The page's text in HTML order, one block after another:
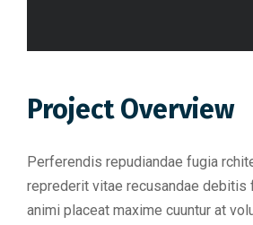
Project Overview
Perferendis repudiandae fugia
reprederit vitae recusandae debitis
animi placeat maxime cuuntur at